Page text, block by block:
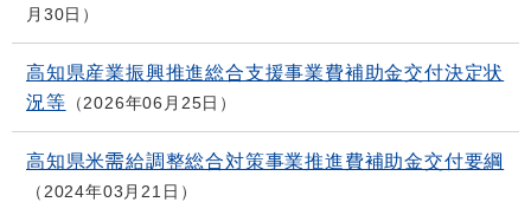
月30日
高知県産業振興推進総合支援事業費補助金交付決定状
況等
2026年06月25日
高知県米需給調整総合対策事業推進費補助金交付要綱
2024年03月21日